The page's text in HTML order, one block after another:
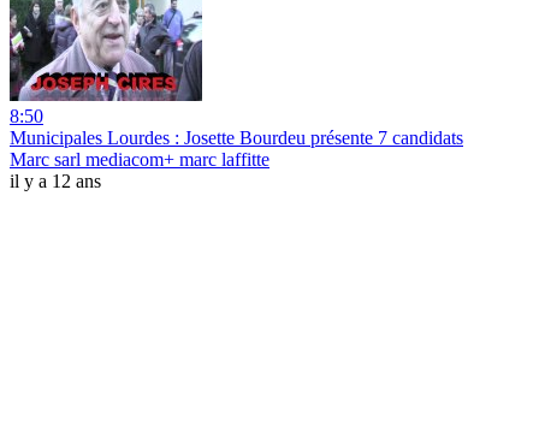
8:50
Municipales Lourdes : Josette Bourdeu présente 7 candidats
Marc sarl mediacom+ marc laffitte
il y a 12 ans